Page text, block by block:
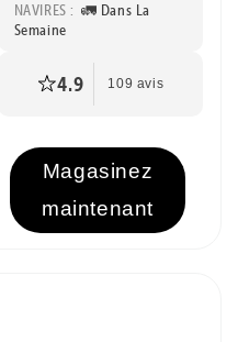
NAVIRES : 🚛 Dans La
Semaine
4.9 109 avis
Magasinez
maintenant